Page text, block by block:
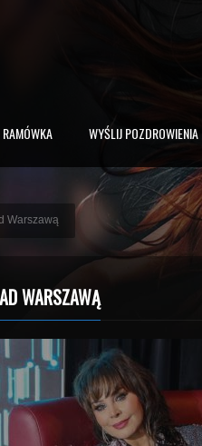
RAMÓWKA WYŚLIJ POZDROWIENIA
Warszawą
WARSZAWĄ